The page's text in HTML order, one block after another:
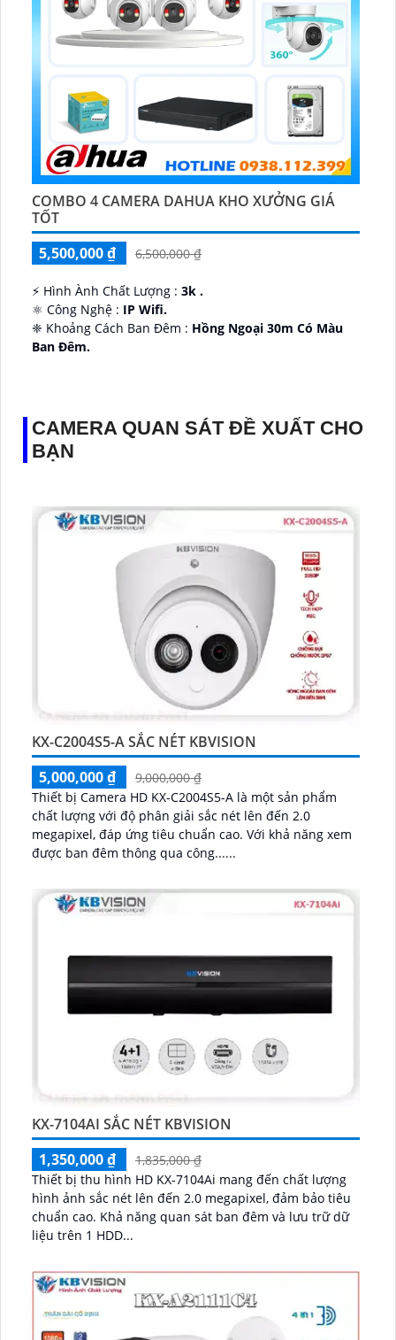
COMBO 4 CAMERA DAHUA KHO XƯỞNG GIÁ
TỐT
5,500,000 ₫
6,500,000 ₫
️⚡ Hình Ành Chất Lượng : 3k .
⚛️ Công Nghệ : IP Wifi.
❈ Khoảng Cách Ban Đêm : Hồng Ngoại 30m Có Màu
Ban Ðêm.
CAMERA QUAN SÁT ĐỀ XUẤT CHO
BẠN
KX-C2004S5-A SẮC NÉT KBVISION
5,000,000 ₫
9,000,000 ₫
Thiết bị Camera HD KX-C2004S5-A là một sản phẩm
chất lượng với độ phân giải sắc nét lên đến 2.0
megapixel, đáp ứng tiêu chuẩn cao. Với khả năng xem
được ban đêm thông qua công......
KX-7104AI SẮC NÉT KBVISION
1,350,000 ₫
1,835,000 ₫
Thiết bị thu hình HD KX-7104Ai mang đến chất lượng
hình ảnh sắc nét lên đến 2.0 megapixel, đảm bảo tiêu
chuẩn cao. Khả năng quan sát ban đêm và lưu trữ dữ
liệu trên 1 HDD...